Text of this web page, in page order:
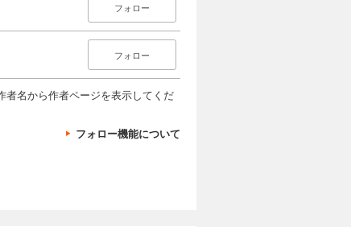
フォロー
フォロー
者名から作者ページを表示してくだ
フォロー機能について